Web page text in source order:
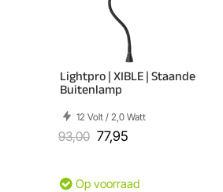
Lightpro | XIBLE | Staande
Buitenlamp
12 Volt / 2,0 Watt
93,00 77,95
Op voorraad